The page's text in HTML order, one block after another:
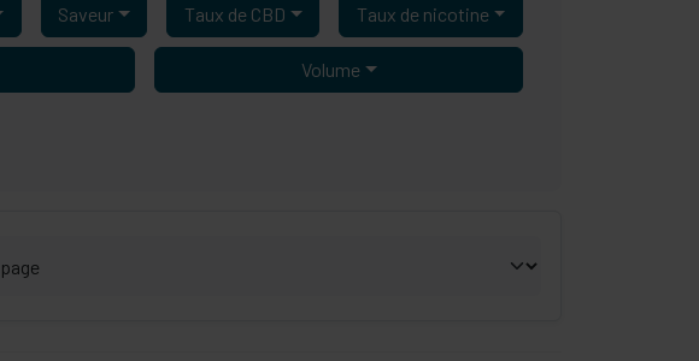
Saveur Taux de CBD Taux de nicotine
Volume